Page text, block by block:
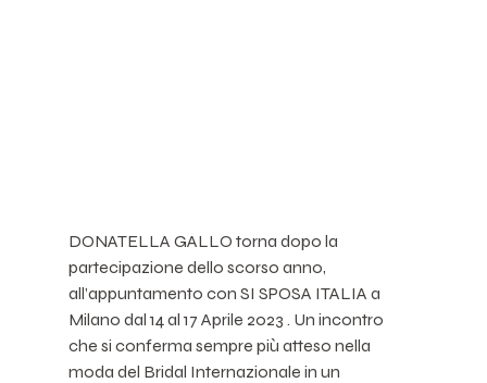
DONATELLA GALLO torna dopo la
partecipazione dello scorso anno,
all’appuntamento con SI SPOSA ITALIA a
Milano dal 14 al 17 Aprile 2023 . Un incontro
che si conferma sempre più atteso nella
moda del Bridal Internazionale in un